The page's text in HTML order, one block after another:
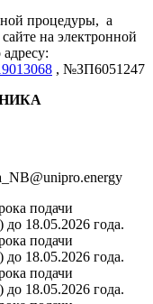
процедуры, а
на электронной
, №ЗП6051247
подачи
18.05.2026 года.
подачи
18.05.2026 года.
подачи
18.05.2026 года.